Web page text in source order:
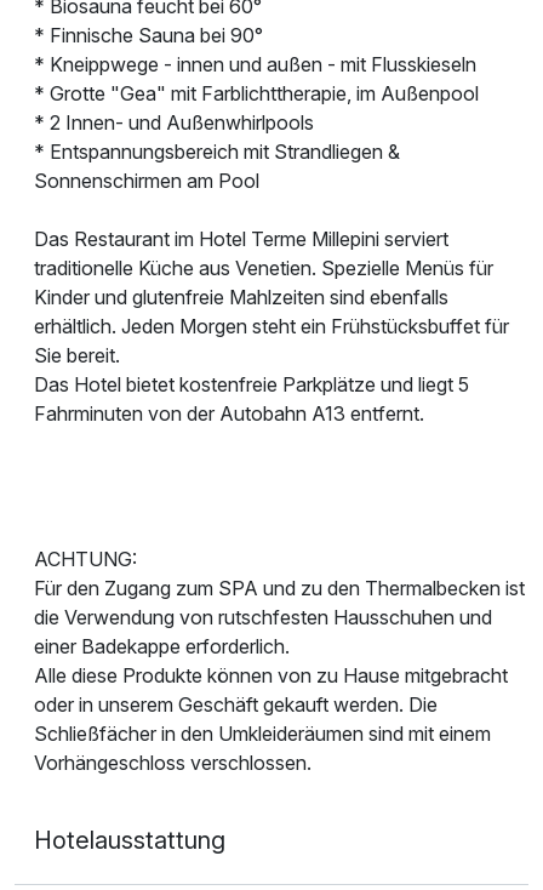
* Biosauna feucht bei 60°
* Finnische Sauna bei 90°
* Kneippwege - innen und außen - mit Flusskieseln
* Grotte "Gea" mit Farblichttherapie, im Außenpool
* 2 Innen- und Außenwhirlpools
* Entspannungsbereich mit Strandliegen &
Sonnenschirmen am Pool
Das Restaurant im Hotel Terme Millepini serviert
traditionelle Küche aus Venetien. Spezielle Menüs für
Kinder und glutenfreie Mahlzeiten sind ebenfalls
erhältlich. Jeden Morgen steht ein Frühstücksbuffet für
Sie bereit.
Das Hotel bietet kostenfreie Parkplätze und liegt 5
Fahrminuten von der Autobahn A13 entfernt.
ACHTUNG:
Für den Zugang zum SPA und zu den Thermalbecken ist
die Verwendung von rutschfesten Hausschuhen und
einer Badekappe erforderlich.
Alle diese Produkte können von zu Hause mitgebracht
oder in unserem Geschäft gekauft werden. Die
Schließfächer in den Umkleideräumen sind mit einem
Vorhängeschloss verschlossen.
Hotelausstattung